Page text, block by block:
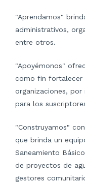
"Aprendamos"
administrativos,
entre otros.
"Apoyémonos"
como fin fortalecer
organizaciones,
para los
"Construyamos"
que brinda un
Saneamiento
de proyectos de
gestores